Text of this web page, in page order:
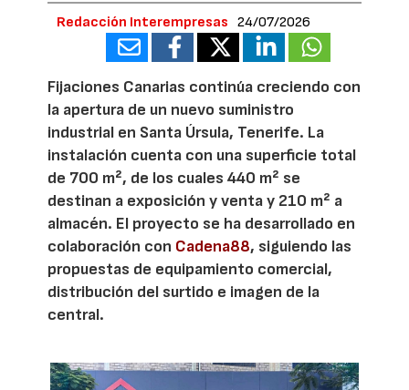
Redacción Interempresas 24/07/2026
Fijaciones Canarias continúa creciendo con
la apertura de un nuevo suministro
industrial en Santa Úrsula, Tenerife. La
instalación cuenta con una superficie total
de 700 m², de los cuales 440 m² se
destinan a exposición y venta y 210 m² a
almacén. El proyecto se ha desarrollado en
colaboración con Cadena88, siguiendo las
propuestas de equipamiento comercial,
distribución del surtido e imagen de la
central.